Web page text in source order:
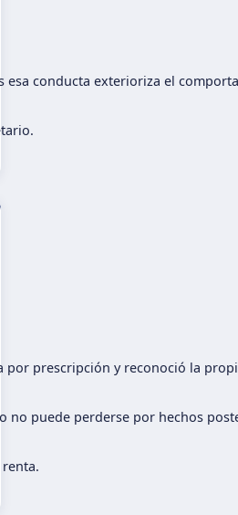
conducta exterioriza el
prescripción y reconoció la
no puede perderse por hechos